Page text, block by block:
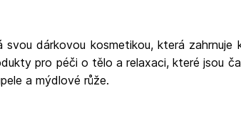
dárkovou kosmetikou, která
pro péči o tělo a relaxaci, které jsou
a mýdlové růže.